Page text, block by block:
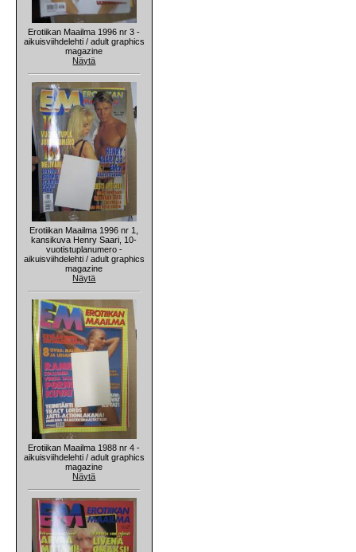
Erotiikan Maailma 1996 nr 3 -
aikuisviihdelehti / adult graphics
magazine
Näytä
Erotiikan Maailma 1996 nr 1,
kansikuva Henry Saari, 10-
vuotistuplanumero -
aikuisviihdelehti / adult graphics
magazine
Näytä
Erotiikan Maailma 1988 nr 4 -
aikuisviihdelehti / adult graphics
magazine
Näytä